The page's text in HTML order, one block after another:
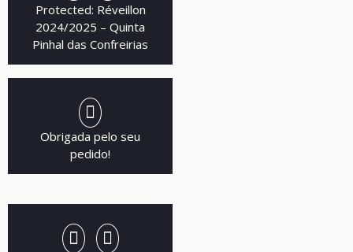
Protected: Réveillon
2024/2025 – Quinta
Pinhal das Confreirias
Obrigada pelo seu
pedido!